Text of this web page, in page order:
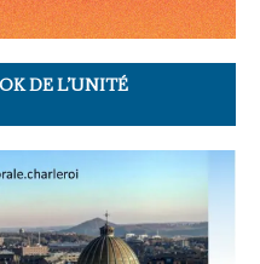
DE L’UNITÉ